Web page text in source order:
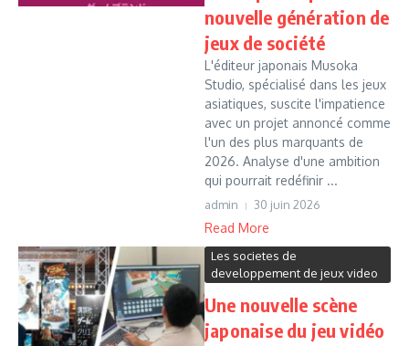
nouvelle génération de
jeux de société
L'éditeur japonais Musoka
Studio, spécialisé dans les jeux
asiatiques, suscite l'impatience
avec un projet annoncé comme
l'un des plus marquants de
2026. Analyse d'une ambition
qui pourrait redéfinir ...
admin 30 juin 2026
Read More
Les societes de
developpement de jeux video
Une nouvelle scène
japonaise du jeu vidéo